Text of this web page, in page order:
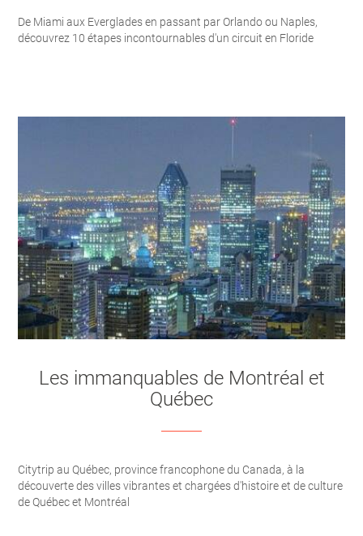
De Miami aux Everglades en passant par Orlando ou Naples,
découvrez 10 étapes incontournables d'un circuit en Floride
Les immanquables de Montréal et
Québec
Citytrip au Québec, province francophone du Canada, à la
découverte des villes vibrantes et chargées d'histoire et de culture
de Québec et Montréal